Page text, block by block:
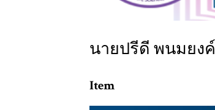
นายปรีดี พนมยงค์
Item